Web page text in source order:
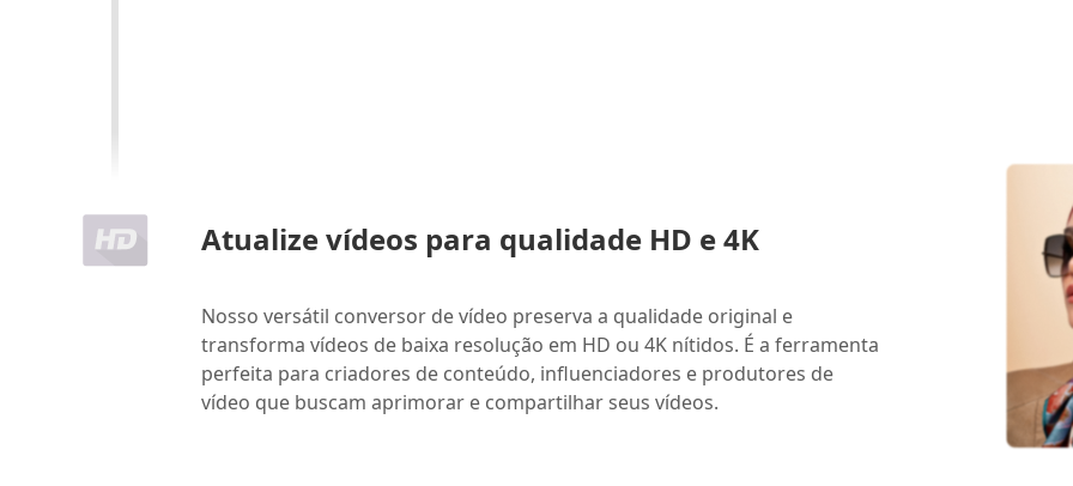
Atualize vídeos para qualidade HD e 4K
Nosso versátil conversor de vídeo preserva a qualidade original e
transforma vídeos de baixa resolução em HD ou 4K nítidos. É a ferramenta
perfeita para criadores de conteúdo, influenciadores e produtores de
vídeo que buscam aprimorar e compartilhar seus vídeos.